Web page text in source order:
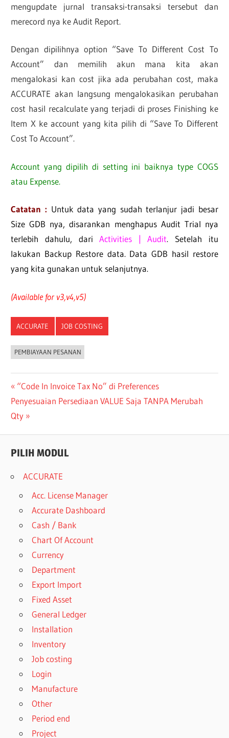
mengupdate jurnal transaksi-transaksi tersebut dan
merecord nya ke Audit Report.
Dengan dipilihnya option “Save To Different Cost To
Account” dan memilih akun mana kita akan
mengalokasi kan cost jika ada perubahan cost, maka
ACCURATE akan langsung mengalokasikan perubahan
cost hasil recalculate yang terjadi di proses Finishing ke
Item X ke account yang kita pilih di “Save To Different
Cost To Account”.
Account yang dipilih di setting ini baiknya type COGS
atau Expense.
Catatan : Untuk data yang sudah terlanjur jadi besar
Size GDB nya, disarankan menghapus Audit Trial nya
terlebih dahulu, dariActivities | Audit. Setelah itu
lakukan Backup Restore data. Data GDB hasil restore
yang kita gunakan untuk selanjutnya.
(Available for v3,v4,v5)
ACCURATE JOB COSTING
PEMBIAYAAN PESANAN
Post
navigation
Previous
Post:
“Code In Invoice Tax No” di Preferences
Next
Post:
Penyesuaian Persediaan VALUE Saja TANPA Merubah
Qty
PILIH MODUL
ACCURATE
Acc. License Manager
Accurate Dashboard
Cash / Bank
Chart Of Account
Currency
Department
Export Import
Fixed Asset
General Ledger
Installation
Inventory
Job costing
Login
Manufacture
Other
Period end
Project